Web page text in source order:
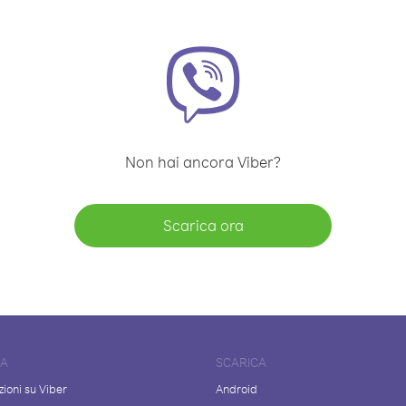
Non hai ancora Viber?
Scarica ora
su Viber
SCARICA
Android